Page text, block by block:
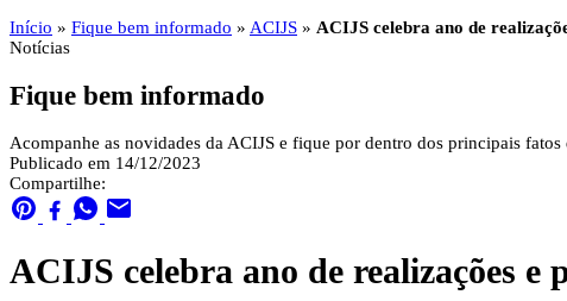
Início » Fique bem informado » ACIJS » ACIJS celebra ano de
Notícias
Fique bem informado
Acompanhe as novidades da ACIJS e fique por dentro dos principais
Publicado em 14/12/2023
Compartilhe:
ACIJS celebra ano de realizações e